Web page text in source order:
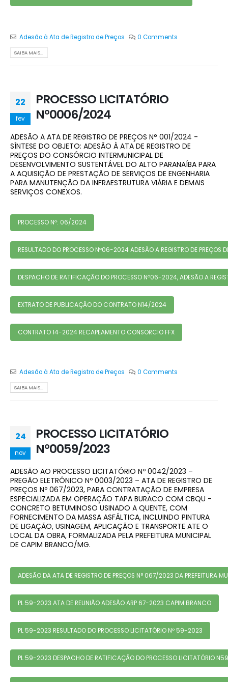
Adesão à Ata de Registro de Preços 0 Comments
SAIBA MAIS...
22
fev
PROCESSO LICITATÓRIO
Nº0006/2024
ADESÃO A ATA DE REGISTRO DE PREÇOS N° 001/2024 -
SÍNTESE DO OBJETO: ADESÃO À ATA DE REGISTRO DE
PREÇOS DO CONSÓRCIO INTERMUNICIPAL DE
DESENVOLVIMENTO SUSTENTÁVEL DO ALTO PARANAÍBA PARA
A AQUISIÇÃO DE PRESTAÇÃO DE SERVIÇOS DE ENGENHARIA
PARA MANUTENÇÃO DA INFRAESTRUTURA VIÁRIA E DEMAIS
SERVIÇOS CONEXOS.
PROCESSO Nº: 06/2024
RESULTADO DO PROCESSO Nº06-2024 ADESÃO A REGISTRO DE PREÇOS
DESPACHO DE RATIFICAÇÃO DO PROCESSO Nº06-2024, ADESÃO A
EXTRATO DE PUBLICAÇÃO DO CONTRATO N14/2024
CONTRATO 14-2024 RECAPEAMENTO CONSORCIO FFX
Adesão à Ata de Registro de Preços 0 Comments
SAIBA MAIS...
24
nov
PROCESSO LICITATÓRIO
Nº0059/2023
ADESÃO AO PROCESSO LICITATÓRIO Nº 0042/2023 –
PREGÃO ELETRÔNICO Nº 0003/2023 – ATA DE REGISTRO DE
PREÇOS Nº 067/2023, PARA CONTRATAÇÃO DE EMPRESA
ESPECIALIZADA EM OPERAÇÃO TAPA BURACO COM CBQU -
CONCRETO BETUMINOSO USINADO A QUENTE, COM
FORNECIMENTO DA MASSA ASFÁLTICA, INCLUINDO PINTURA
DE LIGAÇÃO, USINAGEM, APLICAÇÃO E TRANSPORTE ATE O
LOCAL DA OBRA, FORMALIZADA PELA PREFEITURA MUNICIPAL
DE CAPIM BRANCO/MG.
ADESÃO DA ATA DE REGISTRO DE PREÇOS N° 067/2023 DA PREFEITURA
PL 59-2023 ATA DE REUNIÃO ADESÃO ARP 67-2023 CAPIM BRANCO
PL 59-2023 RESULTADO DO PROCESSO LICITATÓRIO Nº 59-2023
PL 59-2023 DESPACHO DE RATIFICAÇÃO DO PROCESSO LICITATÓRIO